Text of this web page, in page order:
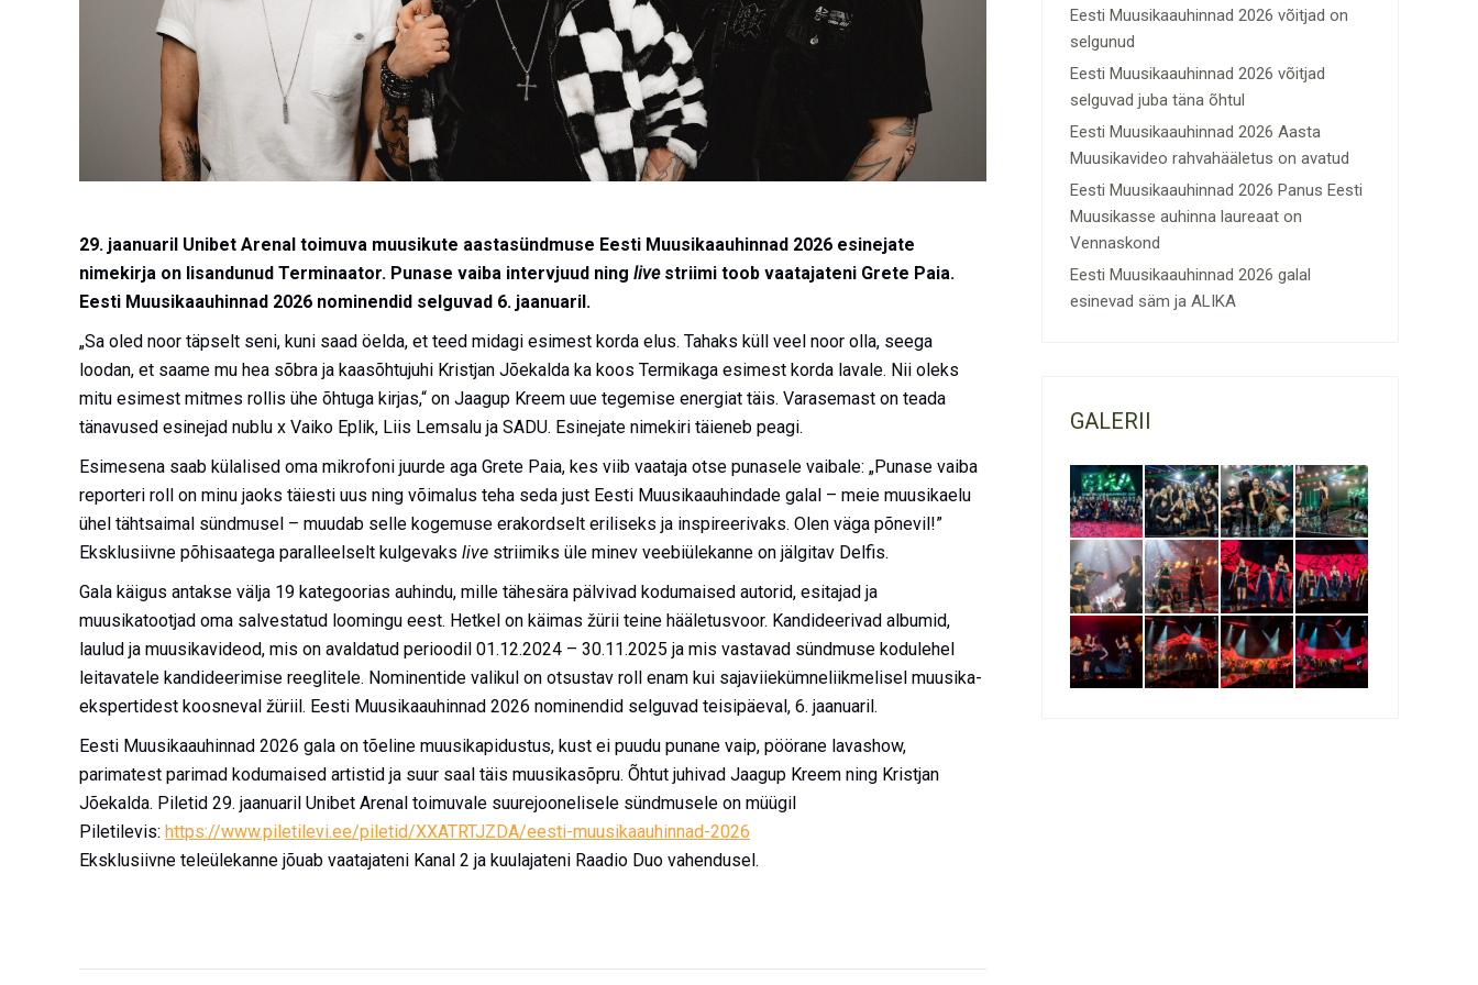
29. jaanuaril Unibet Arenal toimuva muusikute aastasündmuse Eesti Muusikaauhinnad 2026 esinejate
nimekirja on lisandunud Terminaator. Punase vaiba intervjuud ning livestriimi toob vaatajateni Grete Paia.
Eesti Muusikaauhinnad 2026 nominendid selguvad 6. jaanuaril.
„Sa oled noor täpselt seni, kuni saad öelda, et teed midagi esimest korda elus. Tahaks küll veel noor olla, seega
loodan, et saame mu hea sõbra ja kaasõhtujuhi Kristjan Jõekalda ka koos Termikaga esimest korda lavale. Nii oleks
mitu esimest mitmes rollis ühe õhtuga kirjas,“ on Jaagup Kreem uue tegemise energiat täis. Varasemast on teada
tänavused esinejad nublu x Vaiko Eplik, Liis Lemsalu ja SADU. Esinejate nimekiri täieneb peagi.
Esimesena saab külalised oma mikrofoni juurde aga Grete Paia, kes viib vaataja otse punasele vaibale: „Punase vaiba
reporteri roll on minu jaoks täiesti uus ning võimalus teha seda just Eesti Muusikaauhindade galal – meie muusikaelu
ühel tähtsaimal sündmusel – muudab selle kogemuse erakordselt eriliseks ja inspireerivaks. Olen väga põnevil!”
Eksklusiivne põhisaatega paralleelselt kulgevaks live striimiks üle minev veebiülekanne on jälgitav Delfis.
Gala käigus antakse välja 19 kategoorias auhindu, mille tähesära pälvivad kodumaised autorid, esitajad ja
muusikatootjad oma salvestatud loomingu eest. Hetkel on käimas žürii teine hääletusvoor. Kandideerivad albumid,
laulud ja muusikavideod, mis on avaldatud perioodil 01.12.2024 – 30.11.2025 ja mis vastavad sündmuse kodulehel
leitavatele kandideerimise reeglitele. Nominentide valikul on otsustav roll enam kui sajaviiekümneliikmelisel muusika­
ekspertidest koosneval žüriil. Eesti Muusikaauhinnad 2026 nominendid selguvad teisipäeval, 6. jaanuaril.
Eesti Muusikaauhinnad 2026 gala on tõeline muusikapidustus, kust ei puudu punane vaip, pöörane lavashow,
parimatest parimad kodumaised artistid ja suur saal täis muusikasõpru. Õhtut juhivad Jaagup Kreem ning Kristjan
Jõekalda. Piletid 29. jaanuaril Unibet Arenal toimuvale suurejoonelisele sündmusele on müügil
Piletilevis: https://www.piletilevi.ee/piletid/XXATRTJZDA/eesti-muusikaauhinnad-2026
Eksklusiivne teleülekanne jõuab vaatajateni Kanal 2 ja kuulajateni Raadio Duo vahendusel.
Eesti Muusikaauhinnad 2026 võitjad on
selgunud
Eesti Muusikaauhinnad 2026 võitjad
selguvad juba täna õhtul
Eesti Muusikaauhinnad 2026 Aasta
Muusikavideo rahvahääletus on avatud
Eesti Muusikaauhinnad 2026 Panus Eesti
Muusikasse auhinna laureaat on
Vennaskond
Eesti Muusikaauhinnad 2026 galal
esinevad säm ja ALIKA
GALERII